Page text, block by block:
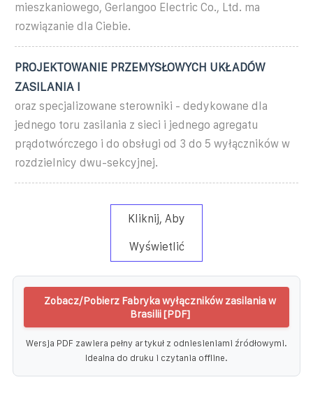
mieszkaniowego, Gerlangoo Electric Co., Ltd. ma
rozwiązanie dla Ciebie.
PROJEKTOWANIE PRZEMYSŁOWYCH UKŁADÓW
ZASILANIA I
oraz specjalizowane sterowniki - dedykowane dla
jednego toru zasilania z sieci i jednego agregatu
prądotwórczego i do obsługi od 3 do 5 wyłączników w
rozdzielnicy dwu-sekcyjnej.
Kliknij, Aby
Wyświetlić
Zobacz/Pobierz Fabryka wyłączników zasilania w
Brasilii [PDF]
Wersja PDF zawiera pełny artykuł z odniesieniami źródłowymi.
Idealna do druku i czytania offline.